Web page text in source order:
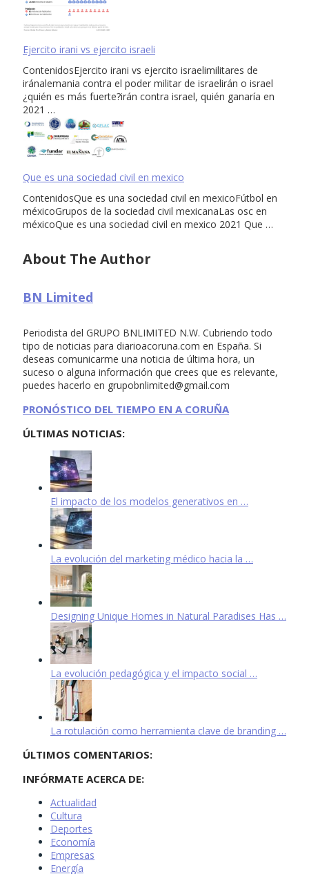
Ejercito irani vs ejercito israeli
ContenidosEjercito irani vs ejercito israelimilitares de
iránalemania contra el poder militar de israelirán o israel
¿quién es más fuerte?irán contra israel, quién ganaría en
2021 …
Que es una sociedad civil en mexico
ContenidosQue es una sociedad civil en mexicoFútbol en
méxicoGrupos de la sociedad civil mexicanaLas osc en
méxicoQue es una sociedad civil en mexico 2021 Que …
About The Author
BN Limited
Periodista del GRUPO BNLIMITED N.W. Cubriendo todo
tipo de noticias para diarioacoruna.com en España. Si
deseas comunicarme una noticia de última hora, un
suceso o alguna información que crees que es relevante,
puedes hacerlo en grupobnlimited@gmail.com
PRONÓSTICO DEL TIEMPO EN A CORUÑA
ÚLTIMAS NOTICIAS:
El impacto de los modelos generativos en …
La evolución del marketing médico hacia la …
Designing Unique Homes in Natural Paradises Has …
La evolución pedagógica y el impacto social …
La rotulación como herramienta clave de branding …
ÚLTIMOS COMENTARIOS:
INFÓRMATE ACERCA DE:
Actualidad
Cultura
Deportes
Economía
Empresas
Energía